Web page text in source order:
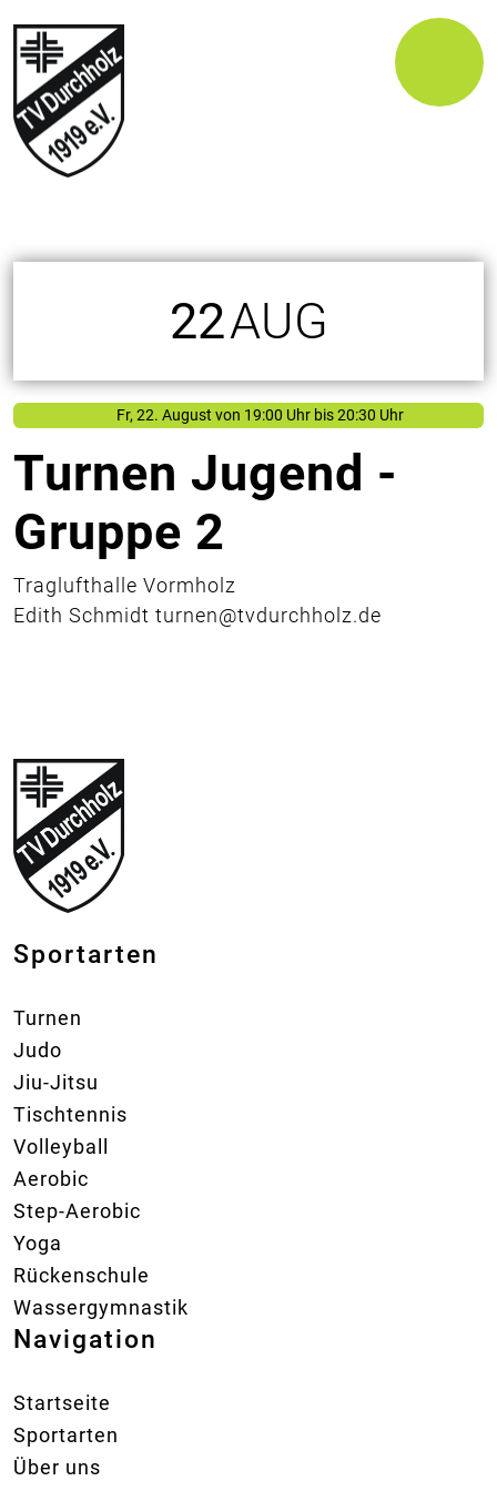
22AUG
Fr, 22. August von 19:00 Uhr bis 20:30 Uhr
Turnen Jugend -
Gruppe 2
Traglufthalle Vormholz
Edith Schmidt turnen@tvdurchholz.de
Sportarten
Turnen
Judo
Jiu-Jitsu
Tischtennis
Volleyball
Aerobic
Step-Aerobic
Yoga
Rückenschule
Wassergymnastik
Navigation
Startseite
Sportarten
Über uns